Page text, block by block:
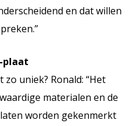
en dat willen
plaat
uniek? Ronald: “Het
materialen en de
worden gekenmerkt